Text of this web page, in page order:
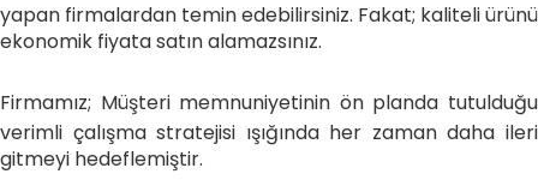
yapan firmalardan temin edebilirsiniz. Fakat; kaliteli ürünü
ekonomik fiyata satın alamazsınız.
Firmamız; Müşteri memnuniyetinin ön planda tutulduğu
verimli çalışma stratejisi ışığında her zaman daha ileri
gitmeyi hedeflemiştir.